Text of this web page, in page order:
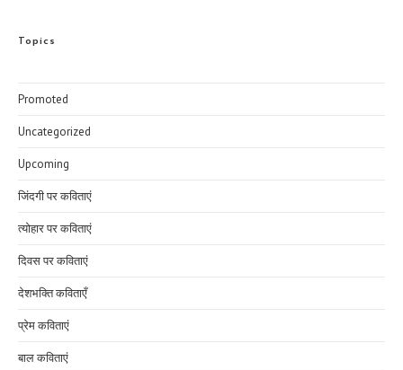
Topics
Promoted
Uncategorized
Upcoming
जिंदगी पर कविताएं
त्योहार पर कविताएं
दिवस पर कविताएं
देशभक्ति कविताएँ
प्रेम कविताएं
बाल कविताएं